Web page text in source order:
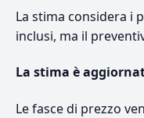
La stima considera i
inclusi, ma il
La stima è
Le fasce di prezzo